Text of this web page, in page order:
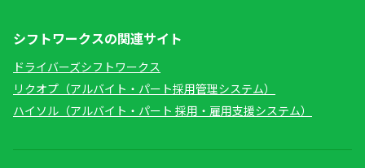
シフトワークスの関連サイト
ドライバーズシフトワークス
リクオプ（アルバイト・パート採用管理システム）
ハイソル（アルバイト・パート 採用・雇用支援システム）